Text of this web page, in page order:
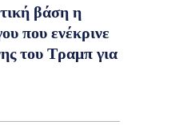
βάση η
που ενέκρινε
του Τραμπ για